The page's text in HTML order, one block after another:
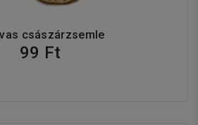
császárzsemle
99 Ft